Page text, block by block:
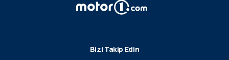
Bizi Takip Edin